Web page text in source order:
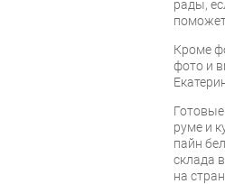
рады,
Кроме
фото и
руме и
пайн
склада
на